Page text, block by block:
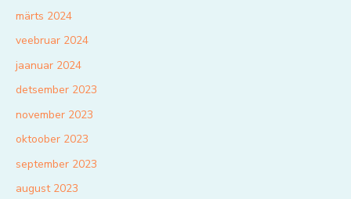
märts 2024
veebruar 2024
jaanuar 2024
detsember 2023
november 2023
oktoober 2023
september 2023
august 2023